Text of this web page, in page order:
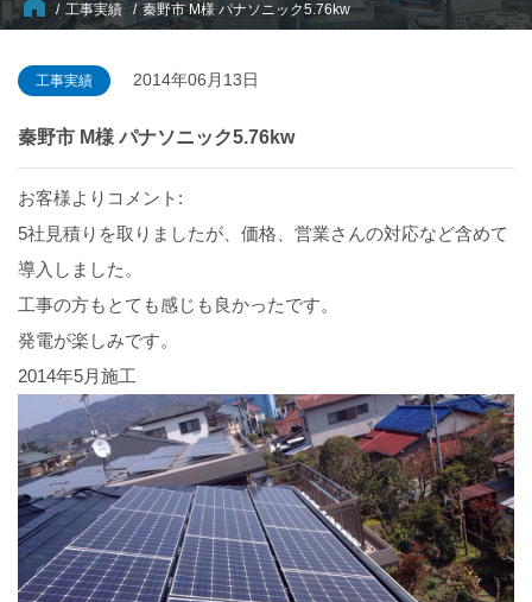
工事実績 秦野市 M様 パナソニック5.76kw
工事実績 2014年06月13日
秦野市 M様 パナソニック5.76kw
お客様よりコメント:
5社見積りを取りましたが、価格、営業さんの対応など含めて
導入しました。
工事の方もとても感じも良かったです。
発電が楽しみです。
2014年5月施工